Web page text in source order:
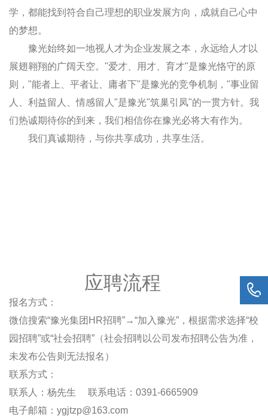
学，都能找到符合自己理想的职业发展方向，成就自己心中
的梦想。
豫光始终如一地视人才为企业发展之本，永远给人才以
展翅翱翔的广阔天空。"爱才、用才、育才"是豫光恪守的原
则，"能者上、平者让、庸者下"是豫光的竞争机制，"事业留
人、利益留人、情感留人"是豫光"筑巢引凤"的一贯方针。我
们热诚期待你的到来，我们相信你在豫光必将大有作为。
我们真诚期待，与你共享成功，共享生活。
应聘流程
报名方式：
微信搜索“豫光集团HR招聘”→“加入豫光”，根据需求选择“校
园招聘”或“社会招聘”（社会招聘以公司发布招聘公告为准，
未发布公告则无法报名）
联系方式：
联系人：杨先生 联系电话：0391-6665909
电子邮箱：ygjtzp@163.com